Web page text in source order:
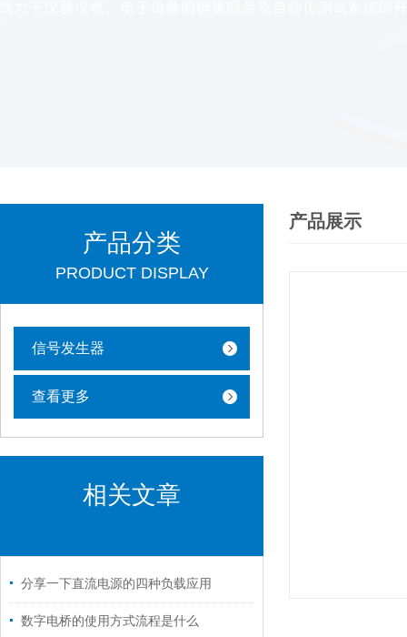
产品分类
PRODUCT DISPLAY
信号发生器
查看更多
相关文章
分享一下直流电源的四种负载应用
数字电桥的使用方式流程是什么
产品展示